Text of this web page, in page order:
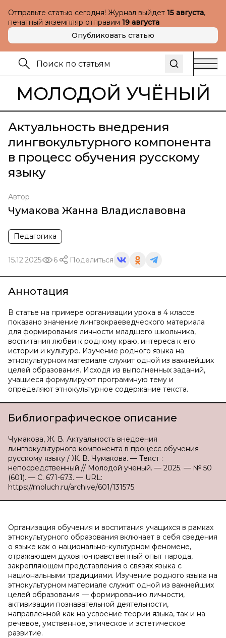
Отправьте статью сегодня! Журнал выйдет 15 августа,
печатный экземпляр отправим 19 августа
Опубликовать статью
МОЛОДОЙ УЧЁНЫЙ
Актуальность внедрения
лингвокультурного компонента
в процесс обучения русскому
языку
Автор
Чумакова Жанна Владиславовна
Педагогика
15.12.2025 6 Поделиться
Аннотация
В статье на примере организации урока в 4 классе
показано значение лингвокраеведческого материала
для формирования личности младшего школьника,
воспитания любви к родному краю, интереса к его
истории и культуре. Изучение родного языка на
этнокультурном материале служит одной из важнейших
целей образования. Исходя из выполненных заданий,
учащиеся формулируют программную тему и
определяют этнокультурное содержание текста.
Библиографическое описание
Чумакова, Ж. В. Актуальность внедрения
лингвокультурного компонента в процесс обучения
русскому языку / Ж. В. Чумакова. — Текст :
непосредственный // Молодой ученый. — 2025. — № 50
(601). — С. 671-673. — URL:
https://moluch.ru/archive/601/131575.
Организация обучения и воспитания учащихся в рамках
этнокультурного образования включает в себя сведения
о языке как о национально-культурном феномене,
отражающем духовно-нравственный опыт народа,
закрепляющем представления о связях языка с
национальными традициями. Изучение родного языка на
этнокультурном материале служит одной из важнейших
целей образования — формированию личности,
активизации познавательной деятельности,
направленной как на усвоение теории языка, так и на
речевое, умственное, этическое и эстетическое
развитие.